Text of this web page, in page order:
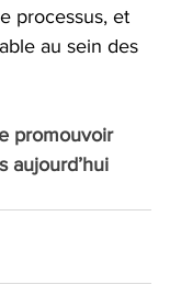
processus, et
au sein des
promouvoir
aujourd’hui